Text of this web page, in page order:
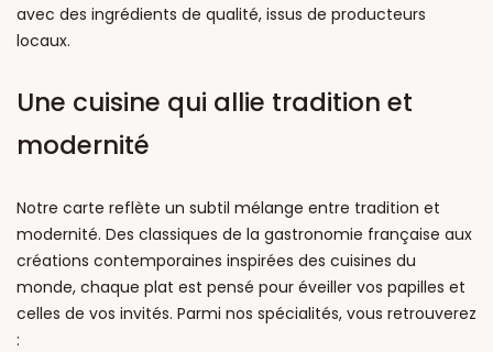
avec des ingrédients de qualité, issus de producteurs
locaux.
Une cuisine qui allie tradition et
modernité
Notre carte reflète un subtil mélange entre tradition et
modernité. Des classiques de la gastronomie française aux
créations contemporaines inspirées des cuisines du
monde, chaque plat est pensé pour éveiller vos papilles et
celles de vos invités. Parmi nos spécialités, vous retrouverez
: